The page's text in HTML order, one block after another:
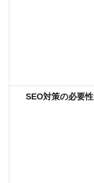
SEO対策の必要性